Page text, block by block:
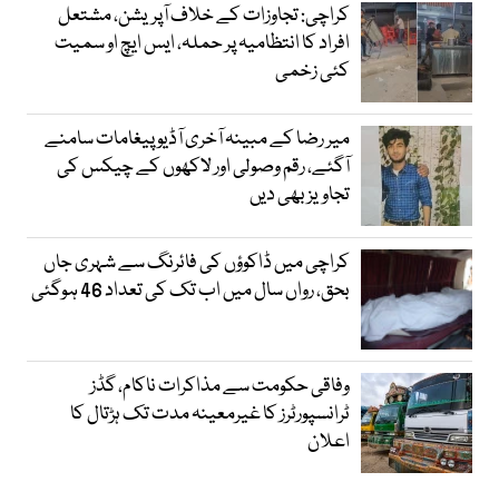
کراچی: تجاوزات کے خلاف آپریشن، مشتعل
افراد کا انتظامیہ پر حملہ، ایس ایچ او سمیت
کئی زخمی
میر رضا کے مبینہ آخری آڈیو پیغامات سامنے
آگئے، رقم وصولی اور لاکھوں کے چیکس کی
تجاویز بھی دیں
کراچی میں ڈاکوؤں کی فائرنگ سے شہری جاں
بحق، رواں سال میں اب تک کی تعداد 46 ہوگئی
وفاقی حکومت سے مذاکرات ناکام، گڈز
ٹرانسپورٹرز کا غیرمعینہ مدت تک ہڑتال کا
اعلان